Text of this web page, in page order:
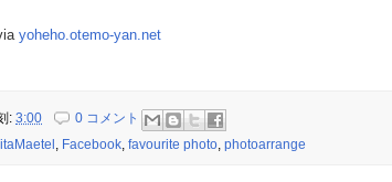
yoheho.otemo-yan.net
: 3:00
0 コメント
Facebook favourite photo photoarrange